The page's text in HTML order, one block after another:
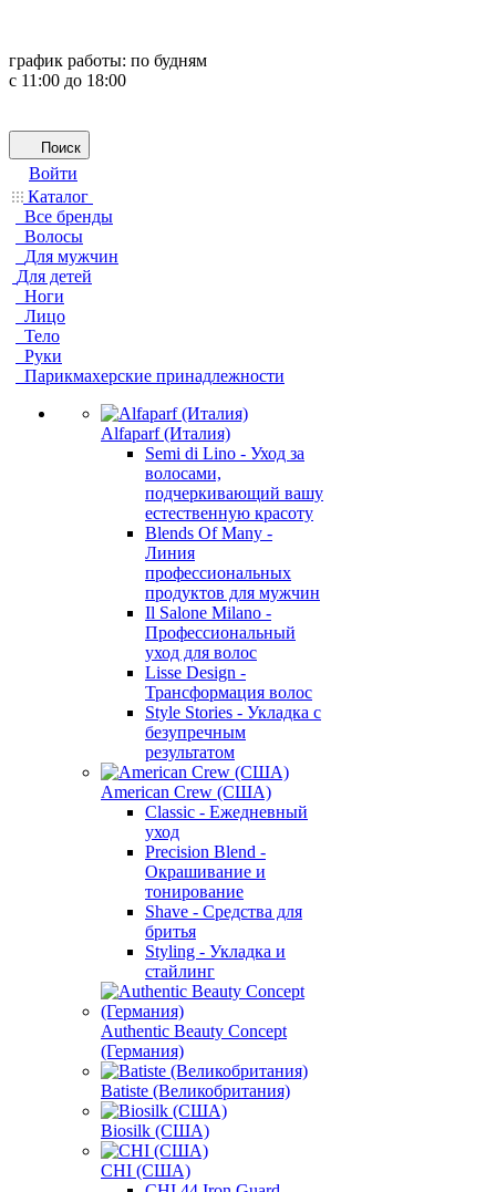
график работы: по будням
с 11:00 до 18:00
Поиск
Войти
Каталог
Все бренды
Волосы
Для мужчин
Для детей
Ноги
Лицо
Тело
Руки
Парикмахерские принадлежности
Alfaparf (Италия)
Semi di Lino - Уход за
волосами,
подчеркивающий вашу
естественную красоту
Blends Of Many -
Линия
профессиональных
продуктов для мужчин
Il Salone Milano -
Профессиональный
уход для волос
Lisse Design -
Трансформация волос
Style Stories - Укладка с
безупречным
результатом
American Crew (США)
Classic - Ежедневный
уход
Precision Blend -
Окрашивание и
тонирование
Shave - Средства для
бритья
Styling - Укладка и
стайлинг
Authentic Beauty Concept
(Германия)
Batiste (Великобритания)
Biosilk (США)
CHI (США)